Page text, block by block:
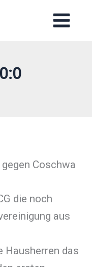
Coschwa
die noch
aus
Hausherren das